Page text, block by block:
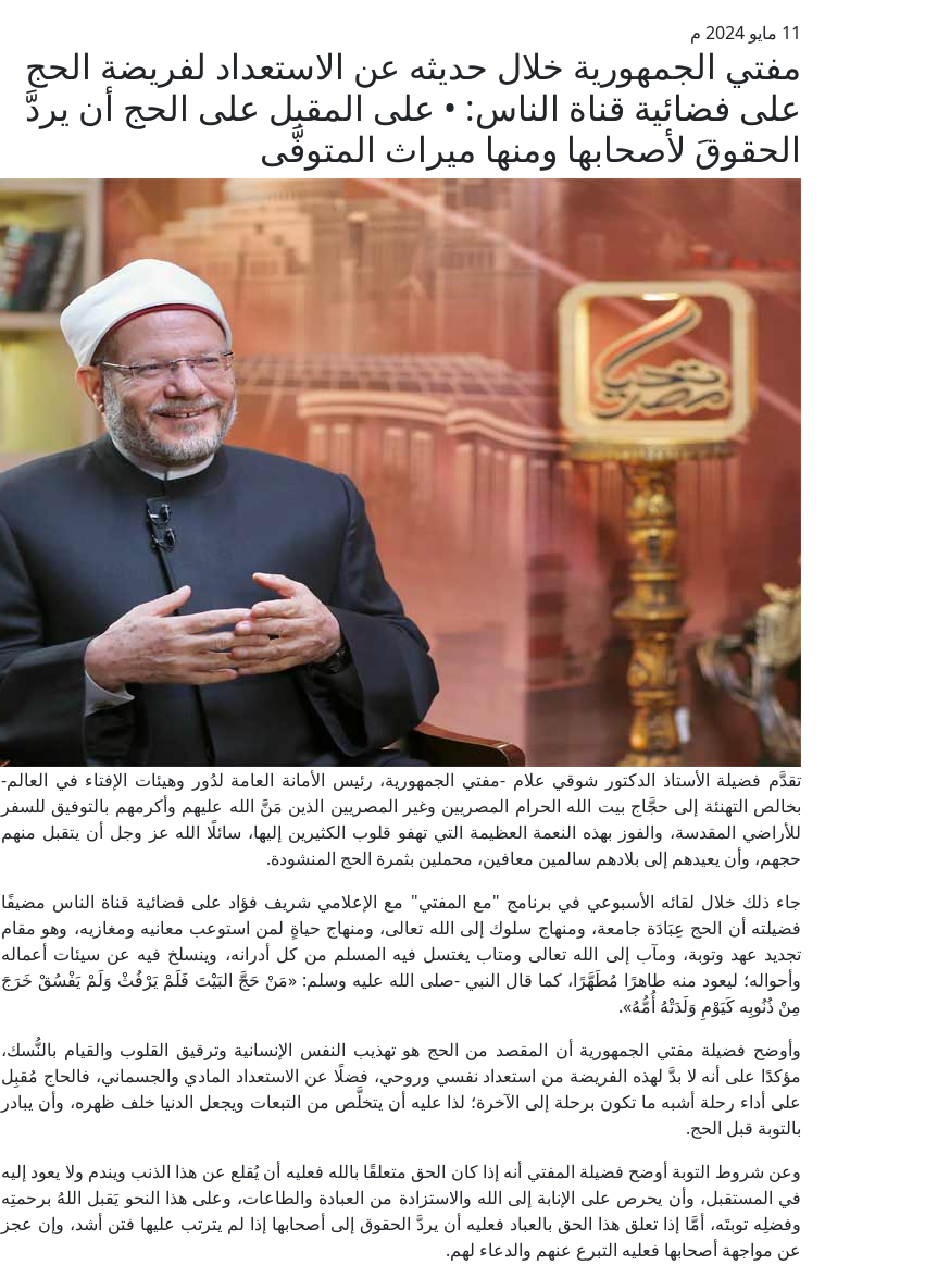
11 مايو 2024 م
مفتي الجمهورية خلال حديثه عن الاستعداد لفريضة الحج
على فضائية قناة الناس: • على المقبل على الحج أن يردَّ
الحقوقَ لأصحابها ومنها ميراث المتوفَّى
تقدَّم فضيلة الأستاذ الدكتور شوقي علام -مفتي الجمهورية، رئيس الأمانة العامة لدُور وهيئات الإفتاء في العالم-
بخالص التهنئة إلى حجَّاج بيت الله الحرام المصريين وغير المصريين الذين مَنَّ الله عليهم وأكرمهم بالتوفيق للسفر
للأراضي المقدسة، والفوز بهذه النعمة العظيمة التي تهفو قلوب الكثيرين إليها، سائلًا الله عز وجل أن يتقبل منهم
حجهم، وأن يعيدهم إلى بلادهم سالمين معافين، محملين بثمرة الحج المنشودة.
جاء ذلك خلال لقائه الأسبوعي في برنامج "مع المفتي" مع الإعلامي شريف فؤاد على فضائية قناة الناس مضيفًا
فضيلته أن الحج عِبَادَة جامعة، ومنهاج سلوك إلى الله تعالى، ومنهاج حياةٍ لمن استوعب معانيه ومغازيه، وهو مقام
تجديد عهد وتوبة، ومآب إلى الله تعالى ومتاب يغتسل فيه المسلم من كل أدرانه، وينسلخ فيه عن سيئات أعماله
وأحواله؛ ليعود منه طاهرًا مُطَهَّرًا، كما قال النبي -صلى الله عليه وسلم: «مَنْ حَجَّ البَيْتَ فَلَمْ يَرْفُثْ وَلَمْ يَفْسُقْ خَرَجَ
مِنْ ذُنُوبِه كَيَوْمِ وَلَدَتْهُ أُمُّهُ».
وأوضح فضيلة مفتي الجمهورية أن المقصد من الحج هو تهذيب النفس الإنسانية وترقيق القلوب والقيام بالنُّسك،
مؤكدًا على أنه لا بدَّ لهذه الفريضة من استعداد نفسي وروحي، فضلًا عن الاستعداد المادي والجسماني، فالحاج مُقبِل
على أداء رحلة أشبه ما تكون برحلة إلى الآخرة؛ لذا عليه أن يتخلَّص من التبعات ويجعل الدنيا خلف ظهره، وأن يبادر
بالتوبة قبل الحج.
وعن شروط التوبة أوضح فضيلة المفتي أنه إذا كان الحق متعلقًا بالله فعليه أن يُقلع عن هذا الذنب ويندم ولا يعود إليه
في المستقبل، وأن يحرص على الإنابة إلى الله والاستزادة من العبادة والطاعات، وعلى هذا النحو يَقبل اللهُ برحمتِه
وفضلِه توبتَه، أمَّا إذا تعلق هذا الحق بالعباد فعليه أن يردَّ الحقوق إلى أصحابها إذا لم يترتب عليها فتن أشد، وإن عجز
عن مواجهة أصحابها فعليه التبرع عنهم والدعاء لهم.